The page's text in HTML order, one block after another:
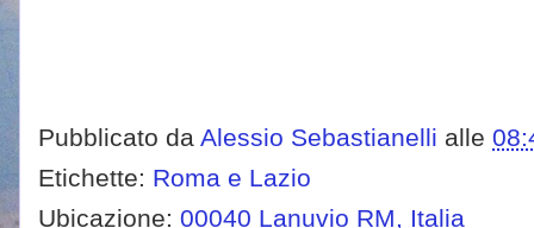
Pubblicato da Alessio Sebastianelli alle
Etichette: Roma e Lazio
Ubicazione: 00040 Lanuvio RM, Italia